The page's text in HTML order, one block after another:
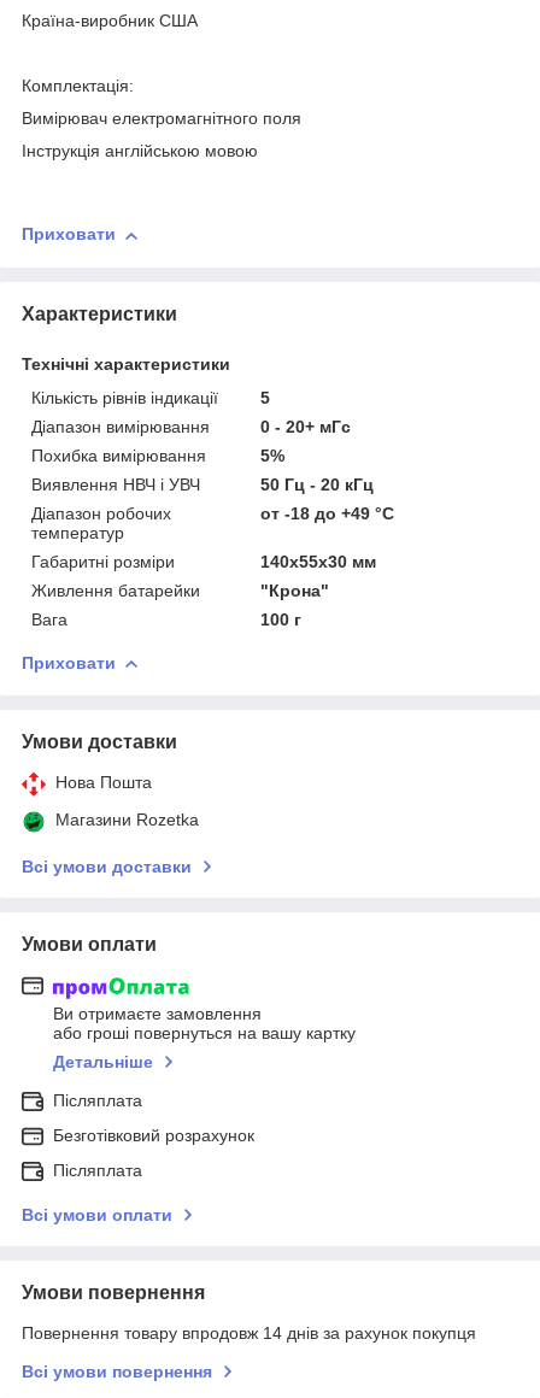
Країна-виробник США
Комплектація:
Вимірювач електромагнітного поля
Інструкція англійською мовою
Приховати
Характеристики
Технічні характеристики
Кількість рівнів індикації
5
Діапазон вимірювання
0 - 20+ мГс
Похибка вимірювання
5%
Виявлення НВЧ і УВЧ
50 Гц - 20 кГц
Діапазон робочих
температур
от -18 до +49 °С
Габаритні розміри
140х55х30 мм
Живлення батарейки
"Крона"
Вага
100 г
Приховати
Умови доставки
Нова Пошта
Магазини Rozetka
Всі умови доставки
Умови оплати
Ви отримаєте замовлення
або гроші повернуться на вашу картку
Детальніше
Післяплата
Безготівковий розрахунок
Післяплата
Всі умови оплати
Умови повернення
Повернення товару впродовж 14 днів за рахунок покупця
Всі умови повернення